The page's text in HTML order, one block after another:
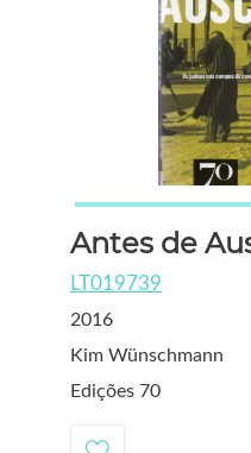
Antes de
LT019739
2016
Kim Wünschmann
Edições 70